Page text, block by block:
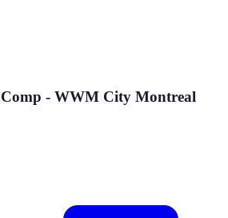
Comp - WWM City Montreal